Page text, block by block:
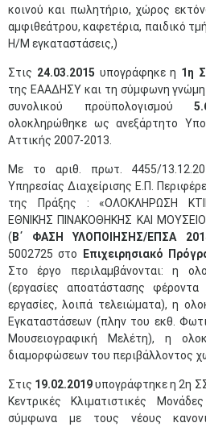
κοινού και πωλητήριο, χώρος
αμφιθεάτρου, καφετέρια, παιδικό
Η/Μ εγκαταστάσεις,)
Στις 24.03.2015 υπογράφηκε η 1η
της ΕΑΑΔΗΣΥ και τη σύμφωνη γνώμη
συνολικού προϋπολογισμού
ολοκληρώθηκε ως ανεξάρτητο
Αττικής 2007-2013.
Με το αριθ. πρωτ. 4455/
Υπηρεσίας Διαχείρισης Ε.Π.
της Πράξης : «ΟΛΟΚΛΗΡΩΣΗ
ΕΘΝΙΚΗΣ ΠΙΝΑΚΟΘΗΚΗΣ ΚΑΙ
( Β΄ ΦΑΣΗ ΥΛΟΠΟΙΗΣΗΣ/ΕΠΣΑ
5002725 στο
Επιχειρησιακό
Στο έργο περιλαμβάνονται: η
(εργασίες αποατάστασης φέροντα
εργασίες, λοιπά τελειώματα), η
Εγκαταστάσεων (πλην του εκθ.
Μουσειογραφική Μελέτη), η
διαμορφώσεων του περιβάλλοντος
Στις 19.02.2019υπογράφτηκε η 2η
Κεντρικές Κλιματιστικές
σύμφωνα με τους νέους